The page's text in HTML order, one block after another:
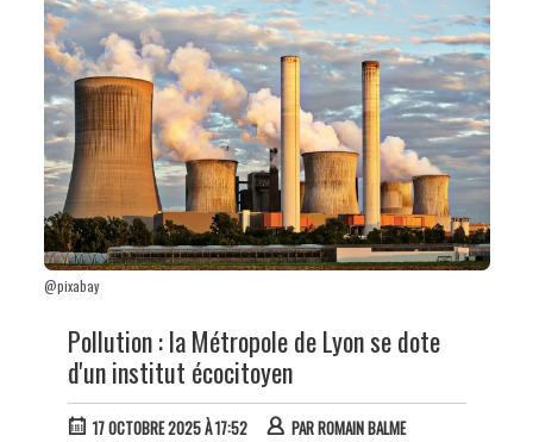
@pixabay
Pollution : la Métropole de Lyon se dote
d'un institut écocitoyen
17 OCTOBRE 2025 À 17:52 PARROMAIN BALME